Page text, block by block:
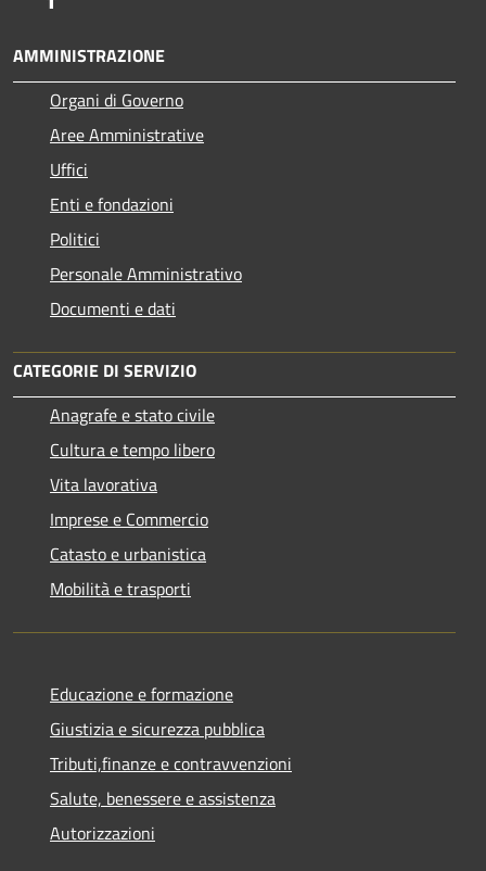
AMMINISTRAZIONE
Organi di Governo
Aree Amministrative
Uffici
Enti e fondazioni
Politici
Personale Amministrativo
Documenti e dati
CATEGORIE DI SERVIZIO
Anagrafe e stato civile
Cultura e tempo libero
Vita lavorativa
Imprese e Commercio
Catasto e urbanistica
Mobilità e trasporti
Educazione e formazione
Giustizia e sicurezza pubblica
Tributi,finanze e contravvenzioni
Salute, benessere e assistenza
Autorizzazioni